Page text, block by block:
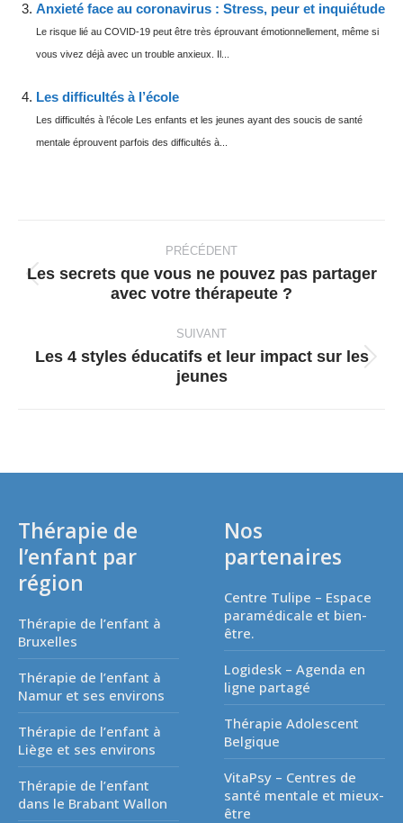
Anxieté face au coronavirus : Stress, peur et inquiétude
Le risque lié au COVID-19 peut être très éprouvant émotionnellement, même si
vous vivez déjà avec un trouble anxieux. Il...
Les difficultés à l’école
Les difficultés à l’école Les enfants et les jeunes ayant des soucis de santé
mentale éprouvent parfois des difficultés à...
PRÉCÉDENT
Article
précédent
:
Les secrets que vous ne pouvez pas partager
avec votre thérapeute ?
SUIVANT
Article
suivant
Les 4 styles éducatifs et leur impact sur les
jeunes
Thérapie de
l’enfant par
région
Thérapie de l’enfant à
Bruxelles
Thérapie de l’enfant à
Namur et ses environs
Thérapie de l’enfant à
Liège et ses environs
Thérapie de l’enfant
dans le Brabant Wallon
Nos
partenaires
Centre Tulipe – Espace
paramédicale et bien-
être.
Logidesk – Agenda en
ligne partagé
Thérapie Adolescent
Belgique
VitaPsy – Centres de
santé mentale et mieux-
être